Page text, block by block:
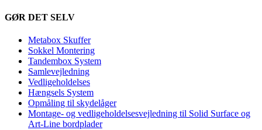
GØR DET SELV
Metabox Skuffer
Sokkel Montering
Tandembox System
Samlevejledning
Vedligeholdelses
Hængsels System
Opmåling til skydelåger
Montage- og vedligeholdelsesvejledning til Solid Surface og
Art-Line bordplader